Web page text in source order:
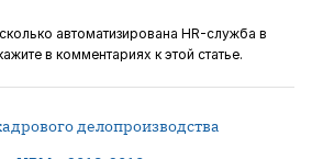
автоматизирована HR-служба в
в комментариях к этой статье.
делопроизводства